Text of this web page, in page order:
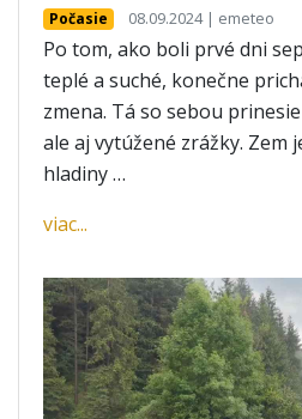
Počasie 08.09.2024 | emeteo
Po tom, ako boli prvé dni
teplé a suché, konečne
zmena. Tá so sebou
ale aj vytúžené zrážky. Zem
hladiny …
viac...